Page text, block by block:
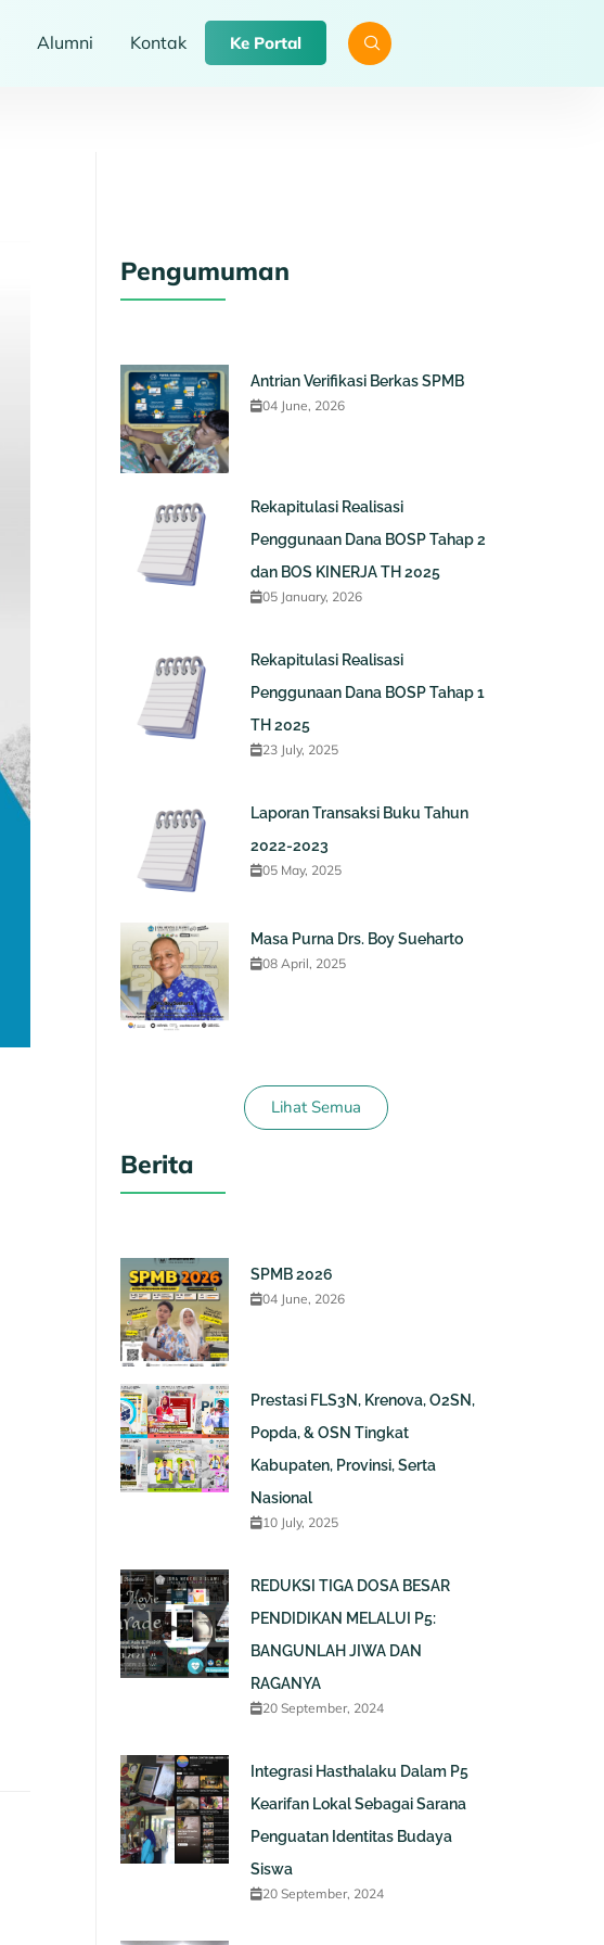
Alumni Kontak Ke Portal
Pengumuman
Antrian Verifikasi Berkas SPMB
04 June, 2026
Rekapitulasi Realisasi
Penggunaan Dana BOSP Tahap 2
dan BOS KINERJA TH 2025
05 January, 2026
Rekapitulasi Realisasi
Penggunaan Dana BOSP Tahap 1
TH 2025
23 July, 2025
Laporan Transaksi Buku Tahun
2022-2023
05 May, 2025
Masa Purna Drs. Boy Sueharto
08 April, 2025
Lihat Semua
Berita
SPMB 2026
04 June, 2026
Prestasi FLS3N, Krenova, O2SN,
Popda, & OSN Tingkat
Kabupaten, Provinsi, Serta
Nasional
10 July, 2025
REDUKSI TIGA DOSA BESAR
PENDIDIKAN MELALUI P5:
BANGUNLAH JIWA DAN
RAGANYA
20 September, 2024
Integrasi Hasthalaku Dalam P5
Kearifan Lokal Sebagai Sarana
Penguatan Identitas Budaya
Siswa
20 September, 2024